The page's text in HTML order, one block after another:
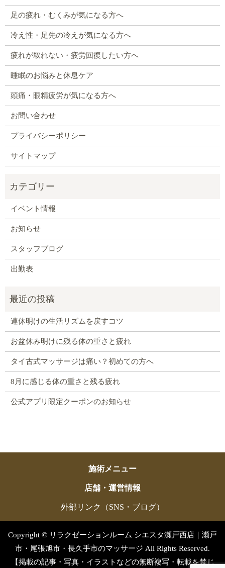
足の疲れ・むくみが気になる方へ
冷え性・足先の冷えが気になる方へ
疲れが取れない・疲労回復したい方へ
睡眠のお悩みと休息ケア
頭痛・眼精疲労が気になる方へ
お問い合わせ
プライバシーポリシー
サイトマップ
イベント情報
お知らせ
スタッフブログ
出勤表
連休明けの生活リズムを戻すコツ
お盆休み明けに残る体の重さと疲れ
タイ古式マッサージは痛い？初めての方へ
8月に感じる体の重さと残る疲れ
公式アプリ限定クーポンのお知らせ
施術メニュー
店舗・運営情報
外部リンク（SNS・ブログ）
Copyright © リラクゼーションルーム シエスタ瀬戸西店｜瀬戸
市・尾張旭市・長久手市のマッサージ All Rights Reserved.
【掲載の記事・写真・イラストなどの無断複写・転載を禁じ